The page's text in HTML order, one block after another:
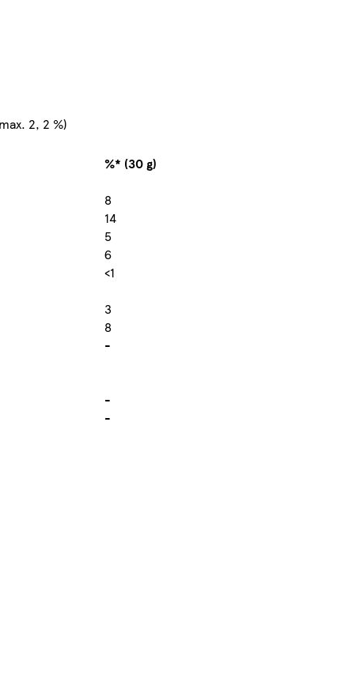
2, 2 %)
%* (30 g)
8
14
5
6
<1
3
8
-
-
-